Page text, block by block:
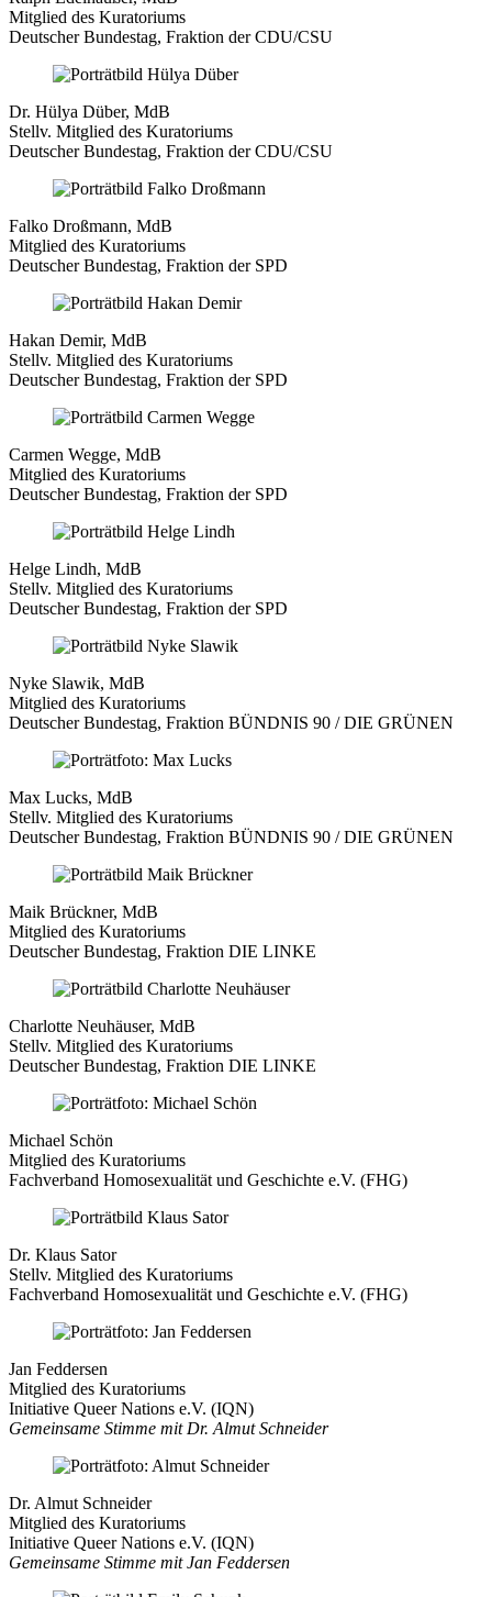
Mitglied des Kuratoriums
Deutscher Bundestag, Fraktion der CDU/CSU
Dr. Hülya Düber, MdB
Stellv. Mitglied des Kuratoriums
Deutscher Bundestag, Fraktion der CDU/CSU
Falko Droßmann, MdB
Mitglied des Kuratoriums
Deutscher Bundestag, Fraktion der SPD
Hakan Demir, MdB
Stellv. Mitglied des Kuratoriums
Deutscher Bundestag, Fraktion der SPD
Carmen Wegge, MdB
Mitglied des Kuratoriums
Deutscher Bundestag, Fraktion der SPD
Helge Lindh, MdB
Stellv. Mitglied des Kuratoriums
Deutscher Bundestag, Fraktion der SPD
Nyke Slawik, MdB
Mitglied des Kuratoriums
Deutscher Bundestag, Fraktion BÜNDNIS 90 / DIE GRÜNEN
Max Lucks, MdB
Stellv. Mitglied des Kuratoriums
Deutscher Bundestag, Fraktion BÜNDNIS 90 / DIE GRÜNEN
Maik Brückner, MdB
Mitglied des Kuratoriums
Deutscher Bundestag, Fraktion DIE LINKE
Charlotte Neuhäuser, MdB
Stellv. Mitglied des Kuratoriums
Deutscher Bundestag, Fraktion DIE LINKE
Michael Schön
Mitglied des Kuratoriums
Fachverband Homosexualität und Geschichte e.V. (FHG)
Dr. Klaus Sator
Stellv. Mitglied des Kuratoriums
Fachverband Homosexualität und Geschichte e.V. (FHG)
Jan Feddersen
Mitglied des Kuratoriums
Initiative Queer Nations e.V. (IQN)
Gemeinsame Stimme mit Dr. Almut Schneider
Dr. Almut Schneider
Mitglied des Kuratoriums
Initiative Queer Nations e.V. (IQN)
Gemeinsame Stimme mit Jan Feddersen